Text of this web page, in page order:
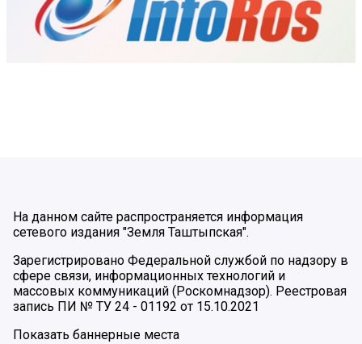
На данном сайте распространяется информация
сетевого издания "Земля Таштыпская".
Зарегистрировано Федеральной службой по надзору в
сфере связи, информационных технологий и
массовых коммуникаций (Роскомнадзор). Реестровая
запись ПИ № ТУ 24 - 01192 от 15.10.2021
Показать баннерные места